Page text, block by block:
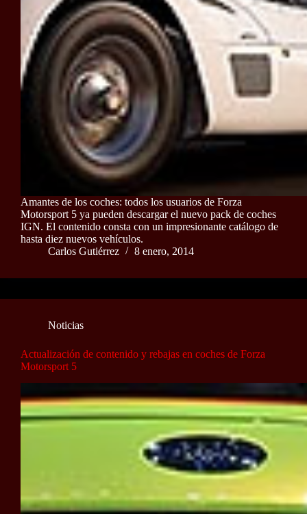
Amantes de los coches: todos los usuarios de Forza
Motorsport 5 ya pueden descargar el nuevo pack de coches
IGN. El contenido consta con un impresionante catálogo de
hasta diez nuevos vehículos.
Carlos Gutiérrez
8 enero, 2014
Noticias
Actualización de contenido y rebajas en coches de Forza
Motorsport 5